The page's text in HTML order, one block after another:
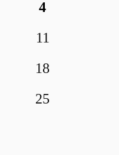
4
11
18
25